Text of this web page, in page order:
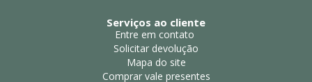
Serviços ao cliente
Entre em contato
Solicitar devolução
Mapa do site
Comprar vale presentes